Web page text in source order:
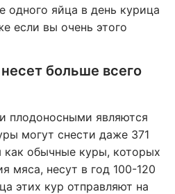
одного яйца в день курица
если вы очень этого
больше всего
плодоносными являются
могут снести даже 371
как обычные куры, которых
мяса, несут в год 100-120
этих кур отправляют на